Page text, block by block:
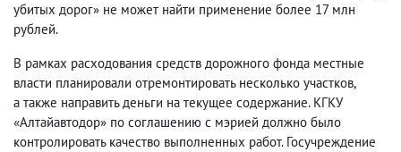
убитых дорог» не может найти применение более 17 млн
рублей.
В рамках расходования средств дорожного фонда местные
власти планировали отремонтировать несколько участков,
а также направить деньги на текущее содержание. КГКУ
«Алтайавтодор» по соглашению с мэрией должно было
контролировать качество выполненных работ. Госучреждение